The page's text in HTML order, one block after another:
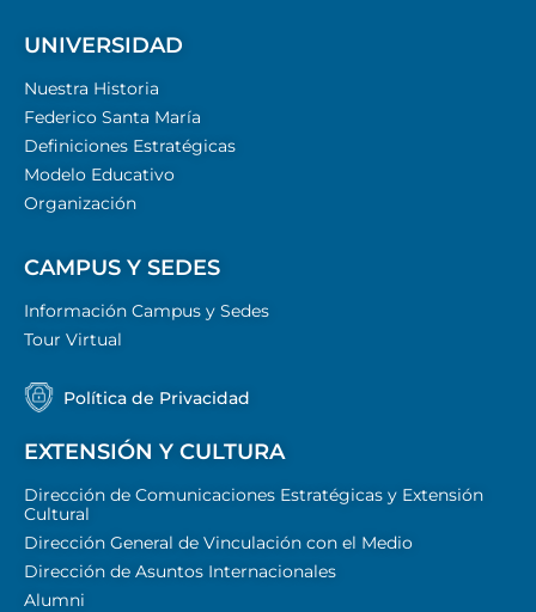
UNIVERSIDAD
Nuestra Historia
Federico Santa María
Definiciones Estratégicas
Modelo Educativo
Organización
CAMPUS Y SEDES
Información Campus y Sedes
Tour Virtual
Política de Privacidad
EXTENSIÓN Y CULTURA
Dirección de Comunicaciones Estratégicas y Extensión
Cultural
Dirección General de Vinculación con el Medio
Dirección de Asuntos Internacionales
Alumni